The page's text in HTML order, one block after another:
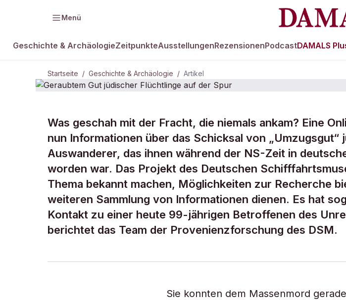
Menü
Geschichte & ArchäologieZeitpunkteAusstellungenRezensionenPodcastDAMALS
Startseite / Geschichte & Archäologie / Artikel
GESCHICHTE & ARCHÄOLOGIE
Geraubtem Gut
Flüchtlinge auf der
Was geschah mit der Fracht, die niemals ankam? Eine
nun Informationen über das Schicksal von „Umzugsgut“
Auswanderer, das ihnen während der NS-Zeit in
worden war. Das Projekt des Deutschen
Thema bekannt machen, Möglichkeiten zur Recherche
weiteren Sammlung von Informationen dienen. Es hat
Kontakt zu einer heute 99-jährigen Betroffenen des
berichtet das Team der Provenienzforschung des DSM.
Sie konnten dem Massenmord